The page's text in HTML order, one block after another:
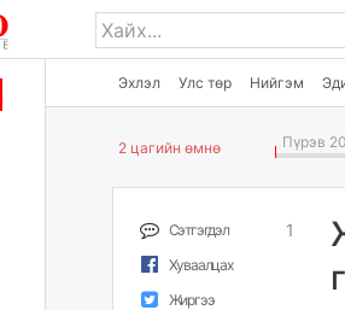
Эхлэл Улс төр Нийгэм
2 цагийн өмнө Пүрэв
Сэтгэгдэл 1
Хуваалцах
Жиргээ